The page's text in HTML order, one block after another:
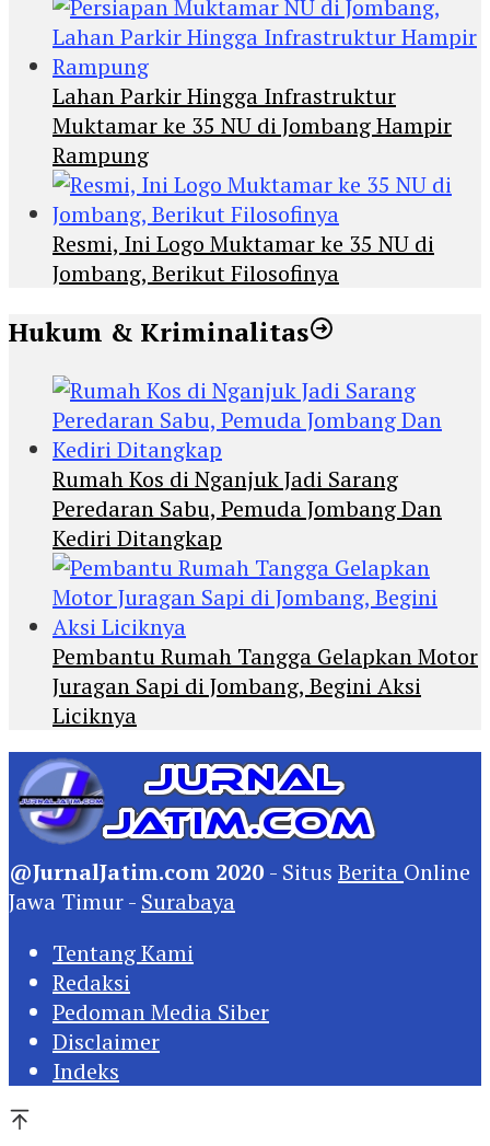
Lahan Parkir Hingga Infrastruktur
Muktamar ke 35 NU di Jombang Hampir
Rampung
Resmi, Ini Logo Muktamar ke 35 NU di
Jombang, Berikut Filosofinya
Hukum & Kriminalitas
Rumah Kos di Nganjuk Jadi Sarang
Peredaran Sabu, Pemuda Jombang Dan
Kediri Ditangkap
Pembantu Rumah Tangga Gelapkan Motor
Juragan Sapi di Jombang, Begini Aksi
Liciknya
@JurnalJatim.com 2020 - Situs Berita Online
Jawa Timur - Surabaya
Tentang Kami
Redaksi
Pedoman Media Siber
Disclaimer
Indeks